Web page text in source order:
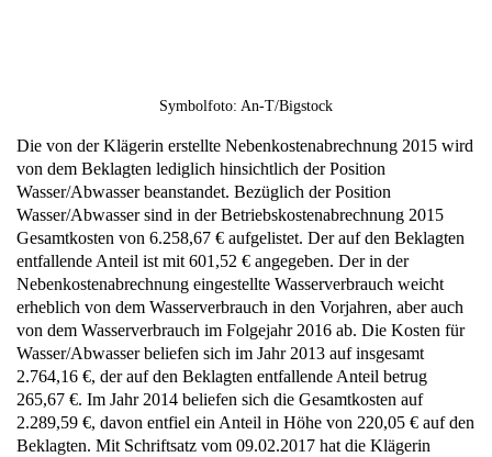
Symbolfoto: An-T/Bigstock
Die von der Klägerin erstellte Nebenkostenabrechnung 2015 wird
von dem Beklagten lediglich hinsichtlich der Position
Wasser/Abwasser beanstandet. Bezüglich der Position
Wasser/Abwasser sind in der Betriebskostenabrechnung 2015
Gesamtkosten von 6.258,67 € aufgelistet. Der auf den Beklagten
entfallende Anteil ist mit 601,52 € angegeben. Der in der
Nebenkostenabrechnung eingestellte Wasserverbrauch weicht
erheblich von dem Wasserverbrauch in den Vorjahren, aber auch
von dem Wasserverbrauch im Folgejahr 2016 ab. Die Kosten für
Wasser/Abwasser beliefen sich im Jahr 2013 auf insgesamt
2.764,16 €, der auf den Beklagten entfallende Anteil betrug
265,67 €. Im Jahr 2014 beliefen sich die Gesamtkosten auf
2.289,59 €, davon entfiel ein Anteil in Höhe von 220,05 € auf den
Beklagten. Mit Schriftsatz vom 09.02.2017 hat die Klägerin